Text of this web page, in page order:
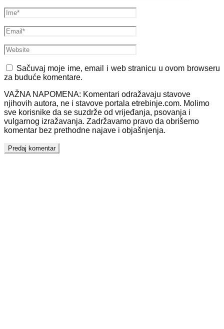
Sačuvaj moje ime, email i web stranicu u ovom browseru
za buduće komentare.
VAŽNA NAPOMENA: Komentari odražavaju stavove
njihovih autora, ne i stavove portala etrebinje.com. Molimo
sve korisnike da se suzdrže od vrijeđanja, psovanja i
vulgarnog izražavanja. Zadržavamo pravo da obrišemo
komentar bez prethodne najave i objašnjenja.